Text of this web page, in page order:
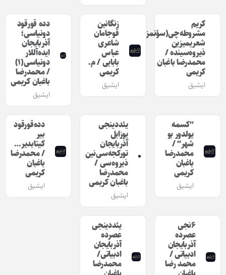
کریم
مشروطه‌چی(سؤنمز)
شعریمیزین
ذیروه‌سینده /
محمدرضا باغبان
کریمی
ایشیق
زنگانین
قوجامان
شاعری
عباس
بابایی / م.
کریمی
ایشیق
دده قورقود
دونیاسی‌؛
آذربایجان
ایده‌آللار
دونیاسی(۱)
/ محمدرضا
باغبان کریمی
ایشیق
“کسمه
یولدور بو
شهر” /
محمدرضا
باغبان
کریمی
ایشیق
یئددینجی
یوزایل
آذربایجان
تورکجه‌سی‌نین
ذیروه‌سی /
محمدرضا
باغبان کریمی
ایشیق
دده‌قورقود
بیر
کیتابدیر…
/ محمدرضا
باغبان
کریمی
ایشیق
۶نجی
عصرده
آذربایجان
ادبیاتی /
محمد رضا
یئددینجی
عصرده
آذربایجان
ادبیاتی/
محمدرضا